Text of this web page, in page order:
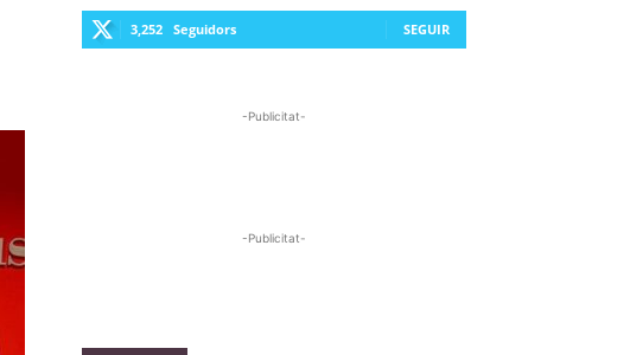
3,252 Seguidors SEGUIR
-Publicitat-
-Publicitat-